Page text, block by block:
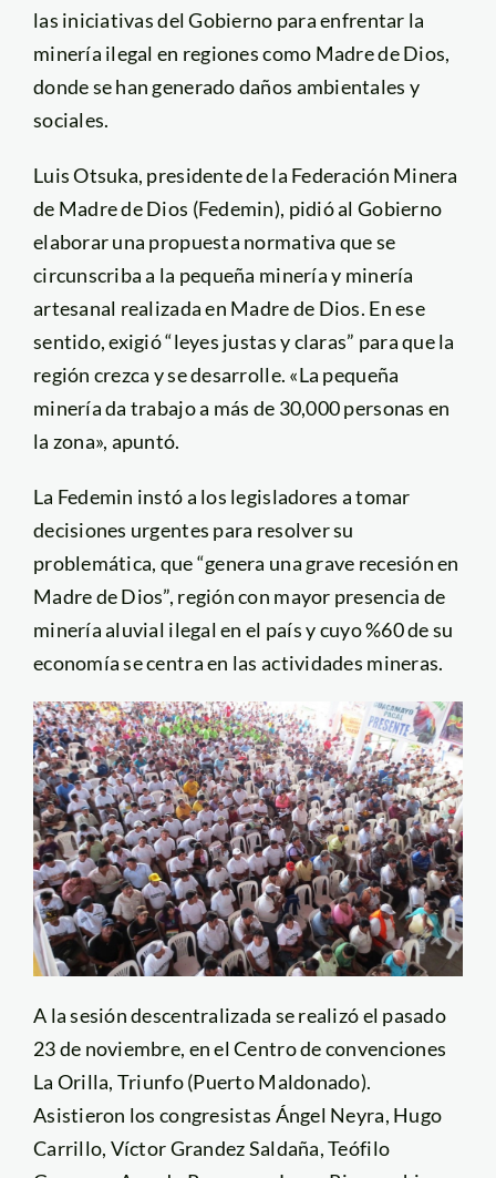
las iniciativas del Gobierno para enfrentar la
minería ilegal en regiones como Madre de Dios,
donde se han generado daños ambientales y
sociales.
Luis Otsuka, presidente de la Federación Minera
de Madre de Dios (Fedemin), pidió al Gobierno
elaborar una propuesta normativa que se
circunscriba a la pequeña minería y minería
artesanal realizada en Madre de Dios. En ese
sentido, exigió “leyes justas y claras” para que la
región crezca y se desarrolle. «La pequeña
minería da trabajo a más de 30,000 personas en
la zona», apuntó.
La Fedemin instó a los legisladores a tomar
decisiones urgentes para resolver su
problemática, que “genera una grave recesión en
Madre de Dios”, región con mayor presencia de
minería aluvial ilegal en el país y cuyo %60 de su
economía se centra en las actividades mineras.
A la sesión descentralizada se realizó el pasado
23 de noviembre, en el Centro de convenciones
La Orilla, Triunfo (Puerto Maldonado).
Asistieron los congresistas Ángel Neyra, Hugo
Carrillo, Víctor Grandez Saldaña, Teófilo